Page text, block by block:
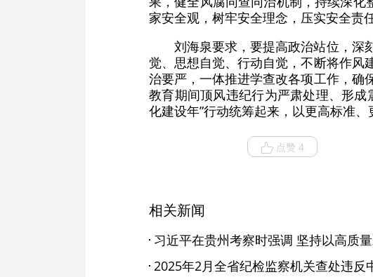
家安全观，树牢安全理念，压实安全责
刘海泉要求，要提高政治站位，深
觉、思想自觉、行动自觉，不断将作风
治要严，一体推进学查改各项工作，确
教育期间顶风违纪行为严肃处理、形
化建设年”行动统筹起来，以更高标准
点赞 4
相关新闻